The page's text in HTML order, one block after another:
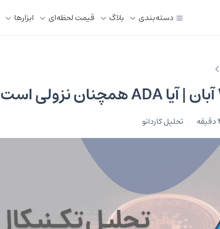
دسته‌بندی بلاگ قیمت لحظه‌ای ابزار‌ها
تحلیل کاردانو